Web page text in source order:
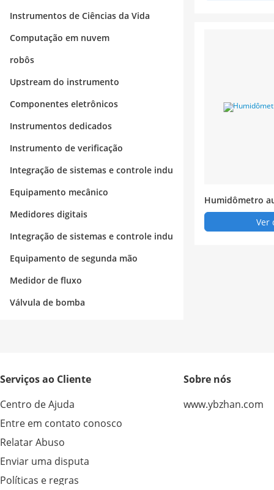
Instrumentos de Ciências da Vida
Computação em nuvem
robôs
Upstream do instrumento
Componentes eletrônicos
Instrumentos dedicados
Instrumento de verificação
Integração de sistemas e controle indu
strial
Equipamento mecânico
Medidores digitais
Integração de sistemas e controle indu
strial
Equipamento de segunda mão
Medidor de fluxo
Válvula de bomba
Humidômetro
Ver
Serviços ao Cliente
Centro de Ajuda
Entre em contato conosco
Relatar Abuso
Enviar uma disputa
Políticas e regras
Sobre nós
www.ybzhan.com